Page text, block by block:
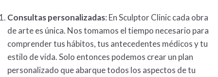
Consultas personalizadas: En Sculptor Clinic cada obra
de arte es única. Nos tomamos el tiempo necesario para
comprender tus hábitos, tus antecedentes médicos y tu
estilo de vida. Solo entonces podemos crear un plan
personalizado que abarque todos los aspectos de tu